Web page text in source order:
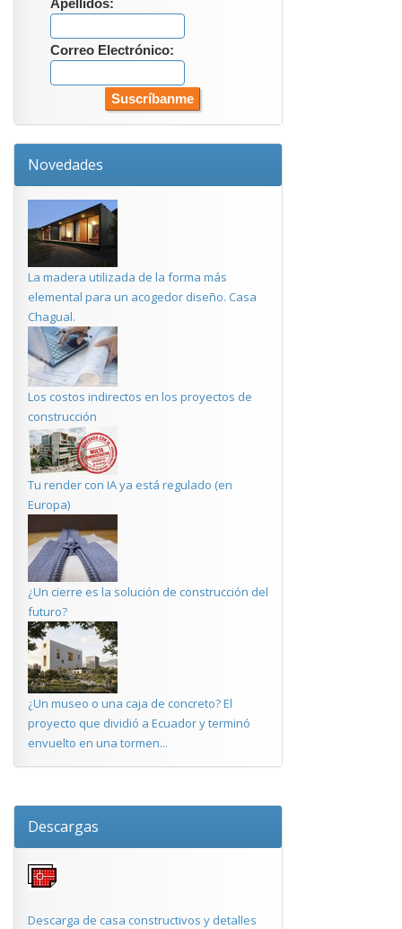
Apellidos:
Correo Electrónico:
Novedades
La madera utilizada de la forma más
elemental para un acogedor diseño. Casa
Chagual.
Los costos indirectos en los proyectos de
construcción
Tu render con IA ya está regulado (en
Europa)
¿Un cierre es la solución de construcción del
futuro?
¿Un museo o una caja de concreto? El
proyecto que dividió a Ecuador y terminó
envuelto en una tormen...
Descargas
Descarga de casa constructivos y detalles